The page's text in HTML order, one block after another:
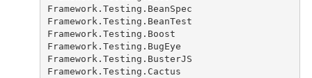
Framework.Testing.BeanSpec
Framework.Testing.BeanTest
Framework.Testing.Boost
Framework.Testing.BugEye
Framework.Testing.BusterJS
Framework.Testing.Cactus